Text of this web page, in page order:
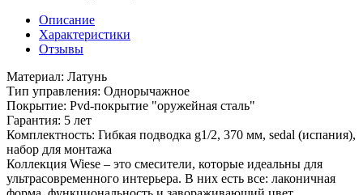
Описание
Характеристики
Отзывы
Материал: Латунь
Тип управления: Однорычажное
Покрытие: Pvd-покрытие "оружейная сталь"
Гарантия: 5 лет
Комплектность: Гибкая подводка g1/2, 370 мм, sedal (испания),
набор для монтажа
Коллекция Wiese – это смесители, которые идеальны для
ультрасовременного интерьера. В них есть все: лаконичная